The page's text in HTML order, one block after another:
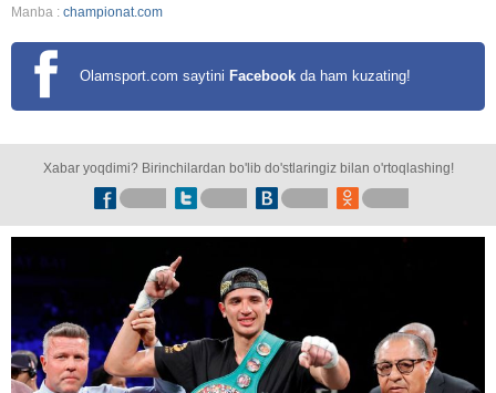
Manba : championat.com
Olamsport.com saytini Facebook da ham kuzating!
Xabar yoqdimi? Birinchilardan bo'lib do'stlaringiz bilan o'rtoqlashing!